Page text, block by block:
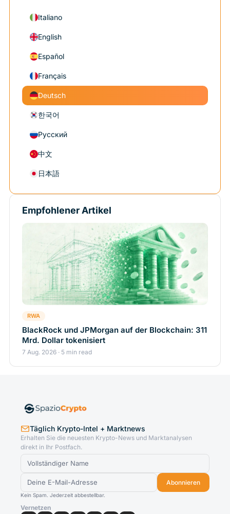
Italiano
English
Español
Français
Deutsch
한국어
Русский
中文
日本語
Empfohlener Artikel
RWA
BlackRock und JPMorgan auf der Blockchain: 311
Mrd. Dollar tokenisiert
7 Aug. 2026 · 5 min read
Täglich Krypto-Intel + Marktnews
Erhalten Sie die neuesten Krypto-News und Marktanalysen
direkt in Ihr Postfach.
Abonnieren
Kein Spam. Jederzeit abbestellbar.
Vernetzen